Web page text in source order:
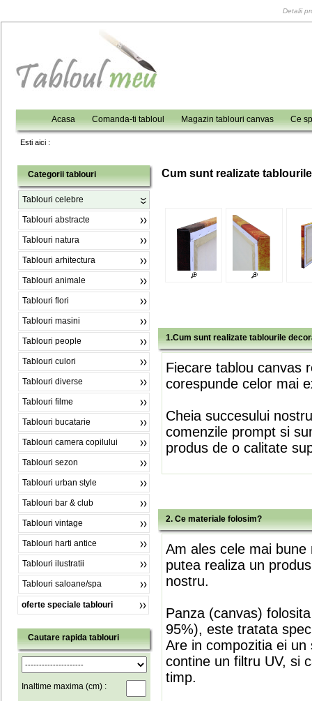
Detalii
Acasa Comanda-ti tabloul Magazin tablouri canvas Ce
Esti aici :
Categorii tablouri
Tablouri celebre
Tablouri abstracte
Tablouri natura
Tablouri arhitectura
Tablouri animale
Tablouri flori
Tablouri masini
Tablouri people
Tablouri culori
Tablouri diverse
Tablouri filme
Tablouri bucatarie
Tablouri camera copilului
Tablouri sezon
Tablouri urban style
Tablouri bar & club
Tablouri vintage
Tablouri harti antice
Tablouri ilustratii
Tablouri saloane/spa
oferte speciale tablouri
Cautare rapida tablouri
Inaltime maxima (cm) :
Cum sunt realizate
1.Cum sunt realizate tablourile
Fiecare tablou canvas
corespunde celor mai
Cheia succesului
comenzile prompt si
produs de o calitate
2. Ce materiale folosim?
Am ales cele mai
putea realiza un
nostru.
Panza (canvas)
95%), este tratata
Are in compozitia ei
contine un filtru UV, si
timp.